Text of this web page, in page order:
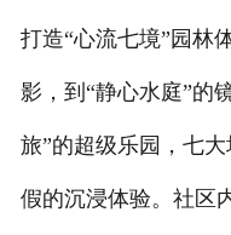
打造“心流七境”园林
影，到“静心水庭”的
旅”的超级乐园，七
假的沉浸体验。社区